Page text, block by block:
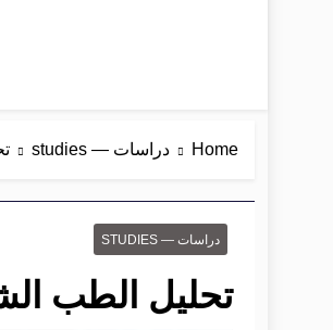
Home دراسات — studies
دراسات — STUDIES
تحليل الطب